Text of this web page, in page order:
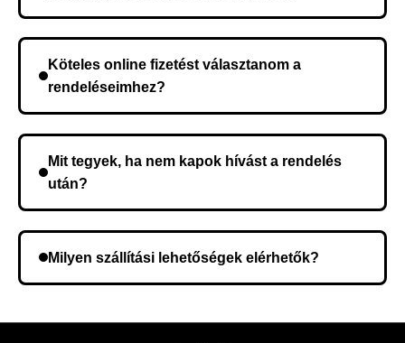
kerül, és ez az időtartam függ a szállítási címtől.
Köteles online fizetést választanom a
rendeléseimhez?
Mit tegyek, ha nem kapok hívást a rendelés
után?
meg a rendelést.
Milyen szállítási lehetőségek elérhetők?
legmegfelelőbb szállítási módot.